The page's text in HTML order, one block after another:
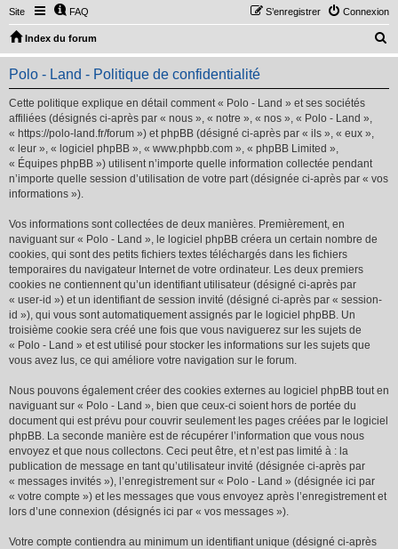
Site FAQ Connexion
S’enregistrer
Index du forum
e
Polo - Land - Politique de confidentialité
Cette politique explique en détail comment « Polo - Land » et ses sociétés
affiliées (désignés ci-après par « nous », « notre », « nos », « Polo - Land »,
« https://polo-land.fr/forum ») et phpBB (désigné ci-après par « ils », « eux »,
« leur », « logiciel phpBB », « www.phpbb.com », « phpBB Limited »,
« Équipes phpBB ») utilisent n’importe quelle information collectée pendant
n’importe quelle session d’utilisation de votre part (désignée ci-après par « vos
informations »).
Vos informations sont collectées de deux manières. Premièrement, en
naviguant sur « Polo - Land », le logiciel phpBB créera un certain nombre de
cookies, qui sont des petits fichiers textes téléchargés dans les fichiers
temporaires du navigateur Internet de votre ordinateur. Les deux premiers
cookies ne contiennent qu’un identifiant utilisateur (désigné ci-après par
« user-id ») et un identifiant de session invité (désigné ci-après par « session-
id »), qui vous sont automatiquement assignés par le logiciel phpBB. Un
troisième cookie sera créé une fois que vous naviguerez sur les sujets de
« Polo - Land » et est utilisé pour stocker les informations sur les sujets que
vous avez lus, ce qui améliore votre navigation sur le forum.
Nous pouvons également créer des cookies externes au logiciel phpBB tout en
naviguant sur « Polo - Land », bien que ceux-ci soient hors de portée du
document qui est prévu pour couvrir seulement les pages créées par le logiciel
phpBB. La seconde manière est de récupérer l’information que vous nous
envoyez et que nous collectons. Ceci peut être, et n’est pas limité à : la
publication de message en tant qu’utilisateur invité (désignée ci-après par
« messages invités »), l’enregistrement sur « Polo - Land » (désignée ici par
« votre compte ») et les messages que vous envoyez après l’enregistrement et
lors d’une connexion (désignés ici par « vos messages »).
Votre compte contiendra au minimum un identifiant unique (désigné ci-après